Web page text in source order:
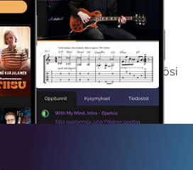
Ilmaiseksi
saat koko sisältömme käyttöösi
viikon ajaksi.